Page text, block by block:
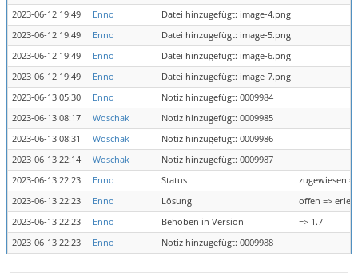
2023-06-12 19:49
Enno
Datei hinzugefügt: image-4.png
2023-06-12 19:49
Enno
Datei hinzugefügt: image-5.png
2023-06-12 19:49
Enno
Datei hinzugefügt: image-6.png
2023-06-12 19:49
Enno
Datei hinzugefügt: image-7.png
2023-06-13 05:30
Enno
Notiz hinzugefügt: 0009984
2023-06-13 08:17
Woschak
Notiz hinzugefügt: 0009985
2023-06-13 08:31
Woschak
Notiz hinzugefügt: 0009986
2023-06-13 22:14
Woschak
Notiz hinzugefügt: 0009987
2023-06-13 22:23
Enno Status
zugewiesen
2023-06-13 22:23
Enno Lösung
offen =>
2023-06-13 22:23
Enno Behoben in Version
=> 1.7
2023-06-13 22:23
Enno Notiz hinzugefügt: 0009988